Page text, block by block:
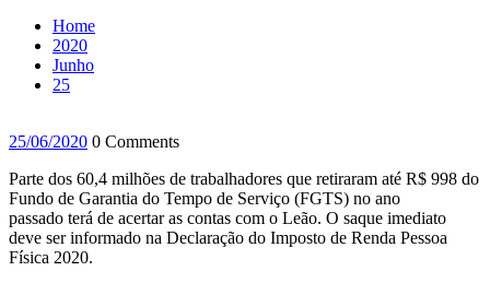
Home
2020
Junho
25
25/06/2020 0 Comments
Parte dos 60,4 milhões de trabalhadores que retiraram até R$ 998 do
Fundo de Garantia do Tempo de Serviço (FGTS) no ano
passado terá de acertar as contas com o Leão. O saque imediato
deve ser informado na Declaração do Imposto de Renda Pessoa
Física 2020.